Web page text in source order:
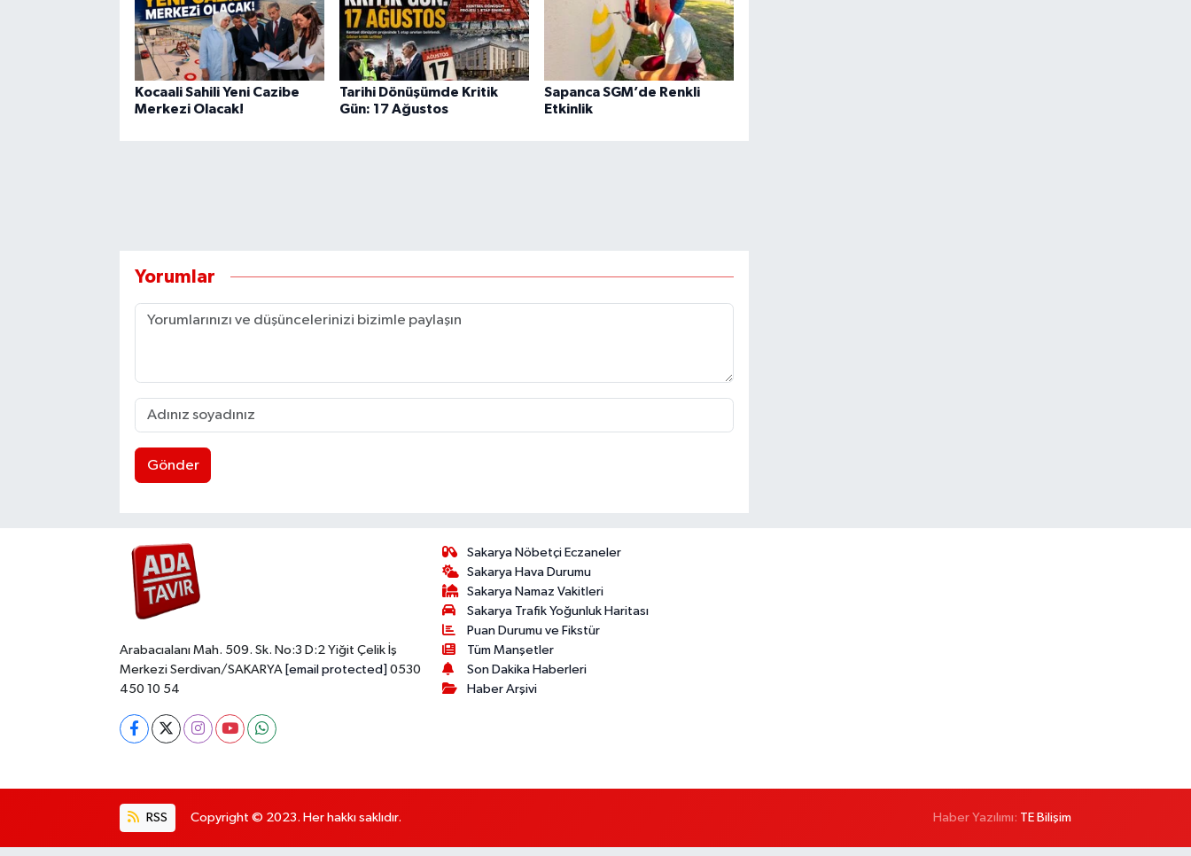
Kocaali Sahili Yeni Cazibe
Merkezi Olacak!
Tarihi Dönüşümde Kritik
Gün: 17 Ağustos
Sapanca SGM’de Renkli
Etkinlik
Yorumlar
Gönder
Arabacıalanı Mah. 509. Sk. No:3 D:2 Yiğit Çelik İş
Merkezi Serdivan/SAKARYA [email protected] 0530
450 10 54
Sakarya Nöbetçi Eczaneler
Sakarya Hava Durumu
Sakarya Namaz Vakitleri
Sakarya Trafik Yoğunluk Haritası
Puan Durumu ve Fikstür
Tüm Manşetler
Son Dakika Haberleri
Haber Arşivi
RSS Copyright © 2023. Her hakkı saklıdır. Haber Yazılımı: TE Bilişim